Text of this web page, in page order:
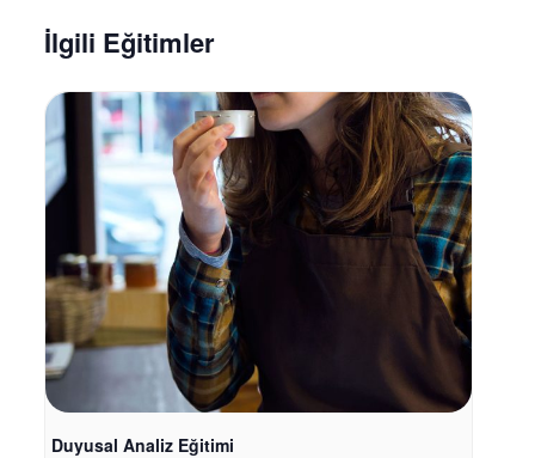
İlgili Eğitimler
Duyusal Analiz Eğitimi